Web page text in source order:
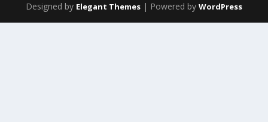
Designed by Elegant Themes | Powered by WordPress